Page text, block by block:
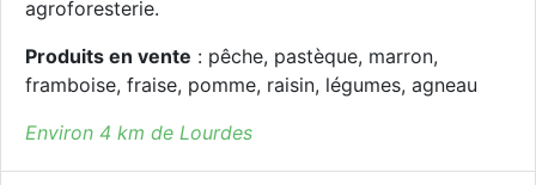
agroforesterie.
Produits en vente : pêche, pastèque, marron,
framboise, fraise, pomme, raisin, légumes, agneau
Environ 4 km de Lourdes